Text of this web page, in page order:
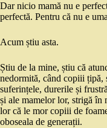
Dar nicio mamă nu e
perfectă. Pentru că nu e
Acum știu asta.
Știu de la mine, știu că
nedormită, când copiii țipă,
suferințele, durerile și
și ale mamelor lor, strigă în
lor că le mor copiii de
oboseala de generații.